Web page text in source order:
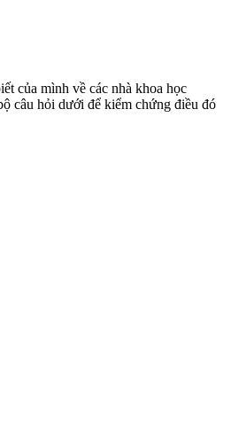
của mình về các nhà khoa học
câu hỏi dưới để kiểm chứng điều đó